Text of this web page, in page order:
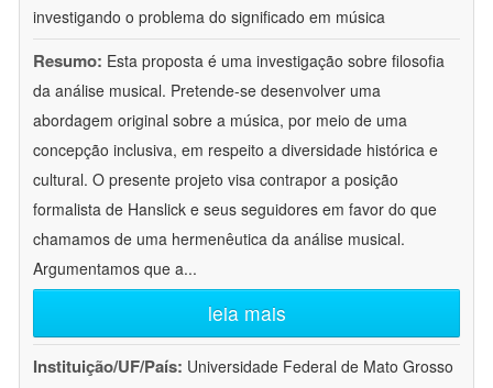
investigando o problema do significado em música
Resumo: Esta proposta é uma investigação sobre filosofia
da análise musical. Pretende-se desenvolver uma
abordagem original sobre a música, por meio de uma
concepção inclusiva, em respeito a diversidade histórica e
cultural. O presente projeto visa contrapor a posição
formalista de Hanslick e seus seguidores em favor do que
chamamos de uma hermenêutica da análise musical.
Argumentamos que a...
leia mais
Instituição/UF/País: Universidade Federal de Mato Grosso